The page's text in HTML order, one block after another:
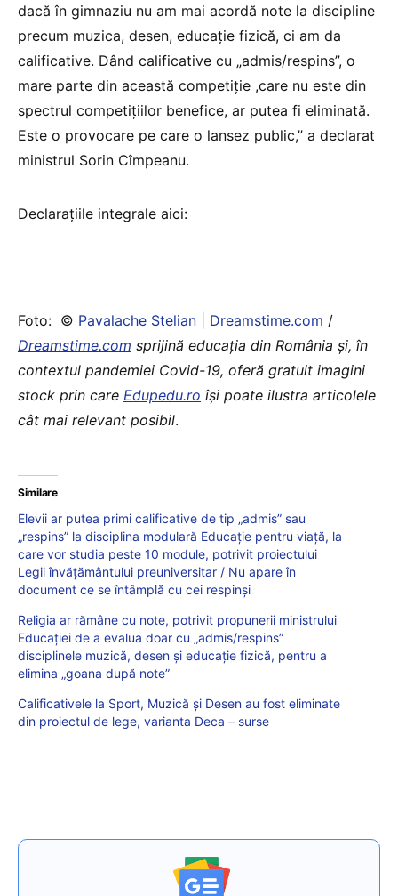
dacă în gimnaziu nu am mai acordă note la discipline
precum muzica, desen, educație fizică, ci am da
calificative. Dând calificative cu „admis/respins”, o
mare parte din această competiție ,care nu este din
spectrul competițiilor benefice, ar putea fi eliminată.
Este o provocare pe care o lansez public,” a declarat
ministrul Sorin Cîmpeanu.
Declarațiile integrale aici:
Foto: © Pavalache Stelian | Dreamstime.com /
Dreamstime.com sprijină educaţia din România şi, în
contextul pandemiei Covid-19, oferă gratuit imagini
stock prin care Edupedu.ro îşi poate ilustra articolele
cât mai relevant posibil.
Similare
Elevii ar putea primi calificative de tip „admis” sau
„respins” la disciplina modulară Educație pentru viață, la
care vor studia peste 10 module, potrivit proiectului
Legii învățământului preuniversitar / Nu apare în
document ce se întâmplă cu cei respinși
Religia ar rămâne cu note, potrivit propunerii ministrului
Educației de a evalua doar cu „admis/respins”
disciplinele muzică, desen și educație fizică, pentru a
elimina „goana după note”
Calificativele la Sport, Muzică și Desen au fost eliminate
din proiectul de lege, varianta Deca – surse